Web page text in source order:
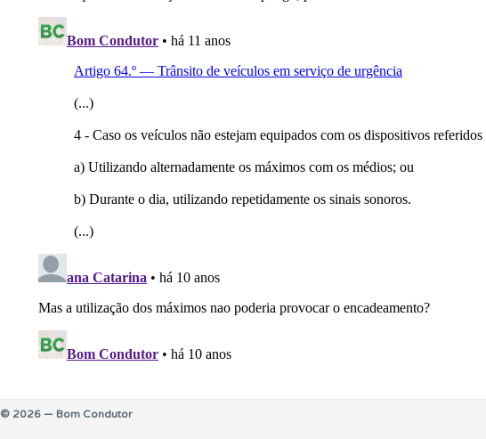
Perfil
Tem um histórico dos seus testes no seu perfil.
Crie uma conta para ter acesso às suas estatísticas em
© 2026 — Bom Condutor